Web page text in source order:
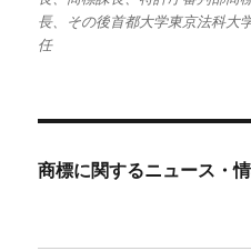
長、その後首都大学東京法科大
任
商標に関するニュース・